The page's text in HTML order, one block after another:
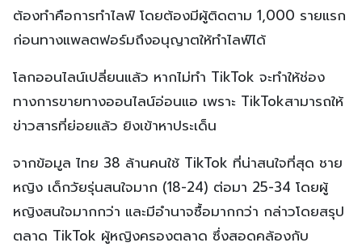
ต้องทำคือการทำไลฟ์ โดยต้องมีผู้ติดตาม 1,000 รายแรก
ก่อนทางแพลตฟอร์มถึงอนุญาตให้ทำไลฟ์ได้
โลกออนไลน์เปลี่ยนแล้ว หากไม่ทำ TikTok จะทำให้ช่อง
ทางการขายทางออนไลน์อ่อนแอ เพราะ TikTokสามารถให้
ข่าวสารที่ย่อยแล้ว ยิงเข้าหาประเด็น
จากข้อมูล ไทย 38 ล้านคนใช้ TikTok ที่น่าสนใจที่สุด ชาย
หญิง เด็กวัยรุ่นสนใจมาก (18-24) ต่อมา 25-34 โดยผู้
หญิงสนใจมากกว่า และมีอำนาจซื้อมากกว่า กล่าวโดยสรุป
ตลาด TikTok ผู้หญิงครองตลาด ซึ่งสอดคล้องกับ